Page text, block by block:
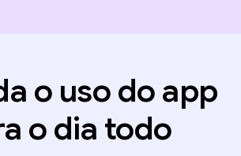
o uso do app
o dia todo